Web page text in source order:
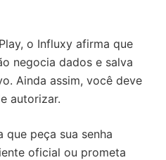
o Influxy afirma que
negocia dados e salva
Ainda assim, você deve
autorizar.
que peça sua senha
oficial ou prometa